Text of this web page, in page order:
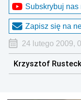
Subskrybuj nas
Zapisz się na
24 lutego 2009,
Krzysztof